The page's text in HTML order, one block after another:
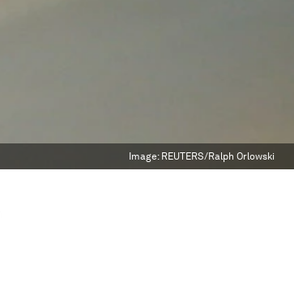
Image: REUTERS/Ralph Orlowski